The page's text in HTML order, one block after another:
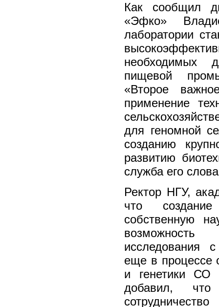
Как сообщил
«Эфко»
лаборатории
необходимых
пищевой
«Второе
применение
для геномной
созданию
развитию
служба его
Ректор НГУ,
что
собственную
исследования
еще в процессе
и генетики СО
добавил,